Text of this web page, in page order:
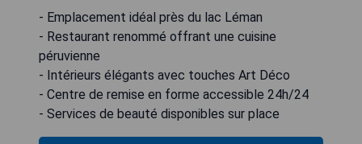
- Emplacement idéal près du lac Léman
- Restaurant renommé offrant une cuisine
péruvienne
- Intérieurs élégants avec touches Art Déco
- Centre de remise en forme accessible 24h/24
- Services de beauté disponibles sur place